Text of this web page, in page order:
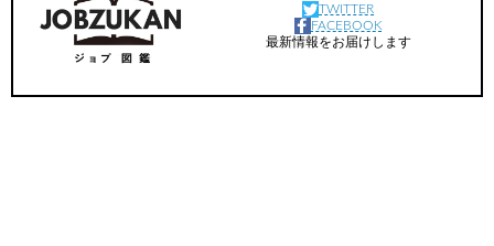
TWITTER
FACEBOOK
最新情報をお届けします